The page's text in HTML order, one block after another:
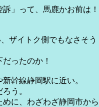
」って、馬鹿かお前は！
ザイトク側でもなさそう
ったのか！
幹線静岡駅に近い。
だろう。
に、わざわざ静岡市から